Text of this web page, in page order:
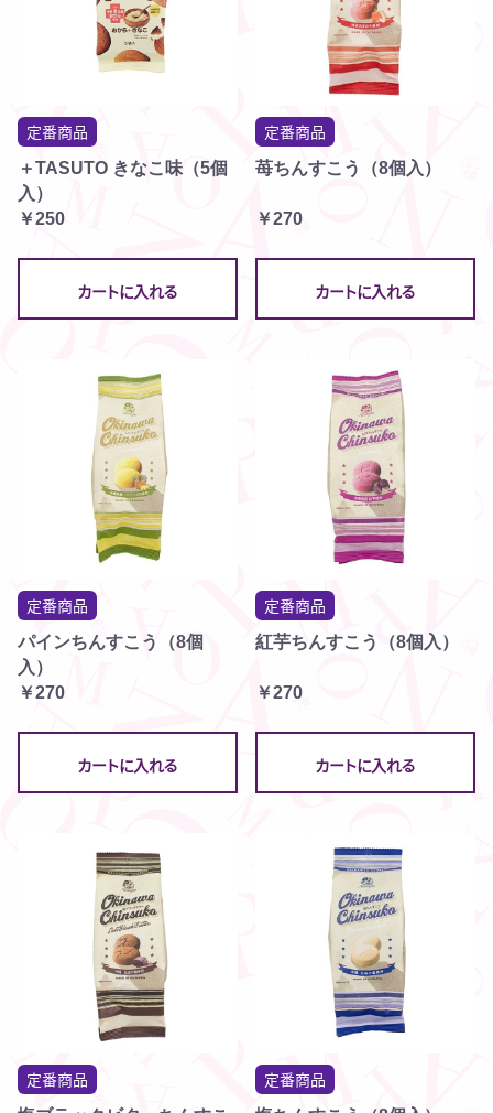
定番商品
＋TASUTO きなこ味（5個
入）
￥250
カートに入れる
定番商品
苺ちんすこう（8個入）
￥270
カートに入れる
定番商品
パインちんすこう（8個
入）
￥270
カートに入れる
定番商品
紅芋ちんすこう（8個入）
￥270
カートに入れる
定番商品 定番商品